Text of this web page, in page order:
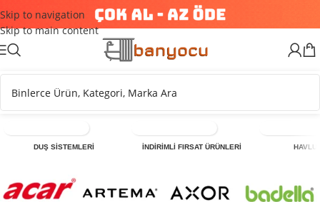
Skip to navigation
Skip to main content
DUŞ SİSTEMLERİ İNDİRİMLİ FIRSAT ÜRÜNLERİ